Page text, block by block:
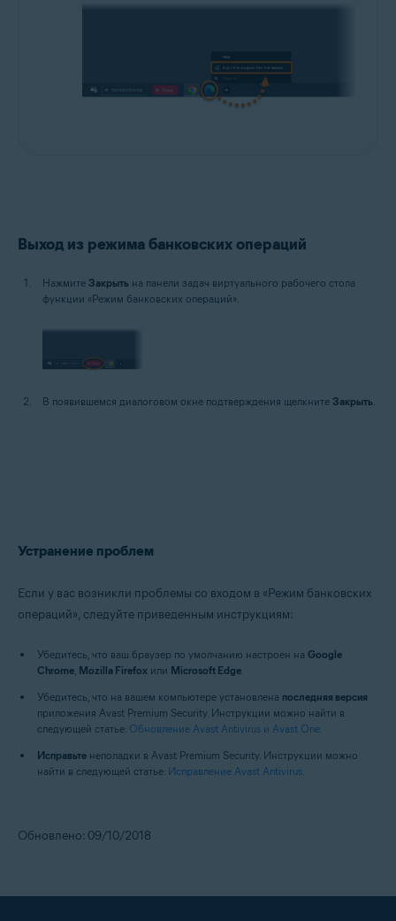
Выход из режима банковских операций
Нажмите Закрыть на панели задач виртуального рабочего стола
функции «Режим банковских операций».
В появившемся диалоговом окне подтверждения щелкните Закрыть
Устранение проблем
Если у вас возникли проблемы со входом в «Режим банковских
операций», следуйте приведенным инструкциям:
Убедитесь, что ваш браузер по умолчанию настроен на Google
Chrome Mozilla Firefox или Microsoft Edge
Убедитесь, что на вашем компьютере установлена последняя версия
приложения Avast Premium Security. Инструкции можно найти в
следующей статье: Обновление Avast Antivirus и Avast One
Исправьте неполадки в Avast Premium Security. Инструкции можно
найти в следующей статье: Исправление Avast Antivirus
Обновлено: 09/10/2018